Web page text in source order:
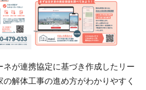
が連携協定に基づき作成したリー
解体工事の進め方がわかりやすく